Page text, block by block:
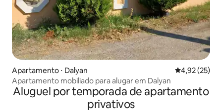
Apartamento ⋅ Dalyan 4,92 de uma
4,92 (25)
Apartamento mobiliado para alugar em Dalyan
Aluguel por temporada de apartamento
privativos